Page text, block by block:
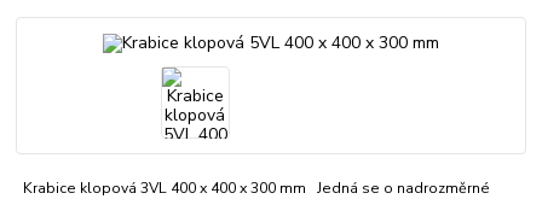
Krabice klopová 3VL 400 x 400 x 300 mm Jedná se o nadrozměrné